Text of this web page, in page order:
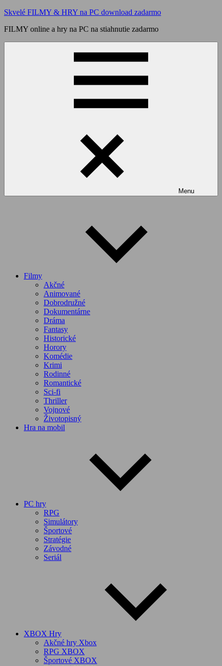
Skip
content
Skvelé FILMY & HRY na PC download zadarmo
FILMY online a hry na PC na stiahnutie zadarmo
Menu
Filmy
Akčné
Animované
Dobrodružné
Dokumentárne
Dráma
Fantasy
Historické
Horory
Komédie
Krimi
Rodinné
Romantické
Sci-fi
Thriller
Vojnové
Životopisný
Hra na mobil
PC hry
RPG
Simulátory
Športové
Stratégie
Závodné
Seriál
XBOX Hry
Akčné hry Xbox
RPG XBOX
Športové XBOX